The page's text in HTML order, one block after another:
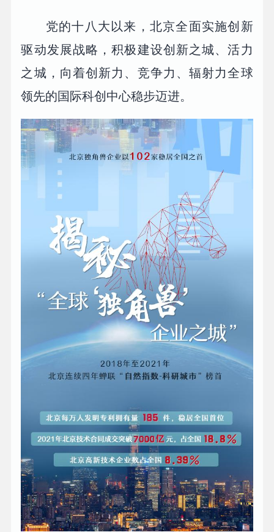
党的十八大以来，北京全面实施创新
驱动发展战略，积极建设创新之城、活力
之城，向着创新力、竞争力、辐射力全球
领先的国际科创中心稳步迈进。